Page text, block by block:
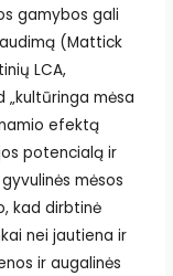
gamybos gali
(Mattick
LCA,
„kultūringa mėsa
efektą
potencialą ir
mėsos
kad dirbtinė
nei jautiena ir
ir augalinės